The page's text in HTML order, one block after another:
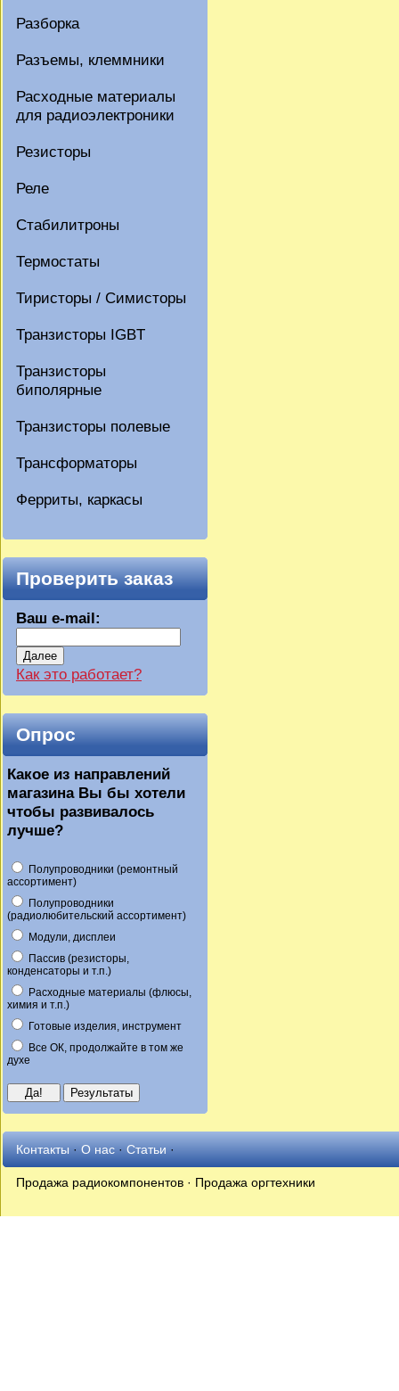
Разборка
Разъемы, клеммники
Расходные материалы
для радиоэлектроники
Резисторы
Реле
Стабилитроны
Термостаты
Тиристоры / Симисторы
Транзисторы IGBT
Транзисторы
биполярные
Транзисторы полевые
Трансформаторы
Ферриты, каркасы
Проверить заказ
Ваш e-mail:
Далее
Как это работает?
Опрос
Какое из направлений
магазина Вы бы хотели
чтобы развивалось
лучше?
Полупроводники (ремонтный
ассортимент)
Полупроводники
(радиолюбительский ассортимент)
Модули, дисплеи
Пассив (резисторы,
конденсаторы и т.п.)
Расходные материалы (флюсы,
химия и т.п.)
Готовые изделия, инструмент
Все ОК, продолжайте в том же
духе
Контакты·О нас·Статьи·
Продажа радиокомпонентов · Продажа оргтехники